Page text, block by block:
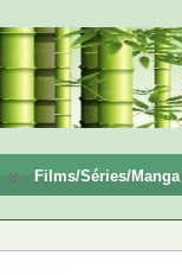
Films/Séries/Manga